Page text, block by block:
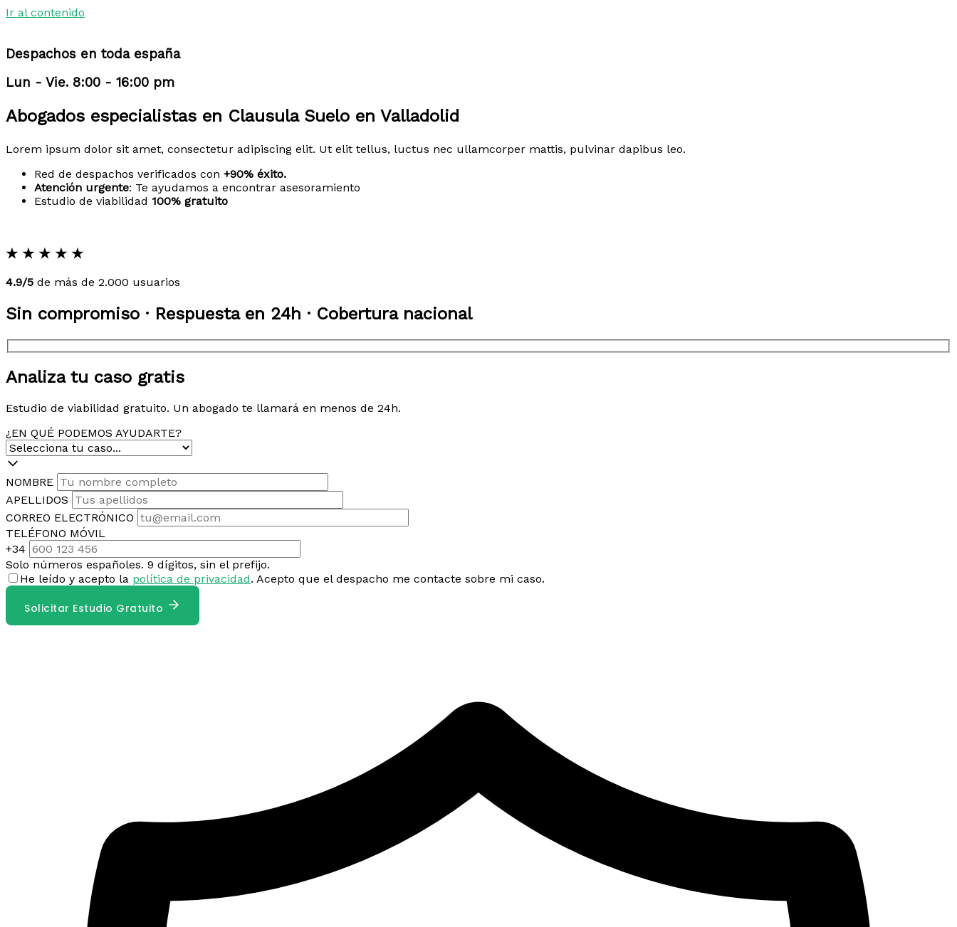
Ir al contenido
Despachos en toda españa
Lun - Vie. 8:00 - 16:00 pm
Abogados especialistas en Clausula Suelo en Valladolid
Lorem ipsum dolor sit amet, consectetur adipiscing elit. Ut elit tellus, luctus nec ullamcorper mattis, pulvinar dapibus leo.
Red de despachos verificados con +90% éxito.
Atención urgente: Te ayudamos a encontrar asesoramiento
Estudio de viabilidad 100% gratuito
★ ★ ★ ★ ★
4.9/5 de más de 2.000 usuarios
Sin compromiso · Respuesta en 24h · Cobertura nacional
Analiza tu caso gratis
Estudio de viabilidad gratuito. Un abogado te llamará en menos de 24h.
¿EN QUÉ PODEMOS AYUDARTE?
NOMBRE
APELLIDOS
CORREO ELECTRÓNICO
TELÉFONO MÓVIL
+34
Solo números españoles. 9 dígitos, sin el prefijo.
He leído y acepto la política de privacidad. Acepto que el despacho me contacte sobre mi caso.
Solicitar Estudio Gratuito